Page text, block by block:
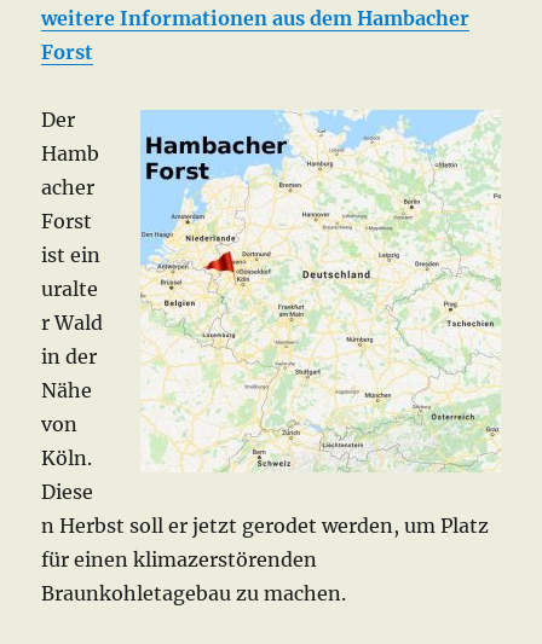
weitere Informationen aus dem Hambacher
Forst
Der
Hamb
acher
Forst
ist ein
uralte
r Wald
in der
Nähe
von
Köln.
Diese
n Herbst soll er jetzt gerodet werden, um Platz
für einen klimazerstörenden
Braunkohletagebau zu machen.